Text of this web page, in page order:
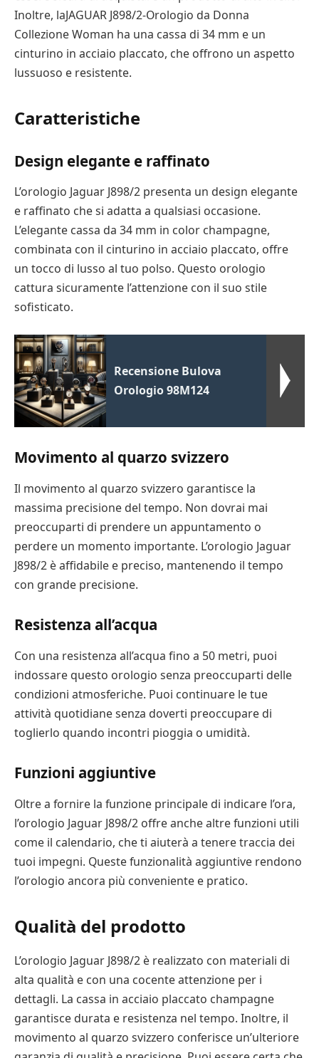
Inoltre, laJAGUAR J898/2-Orologio da Donna
Collezione Woman ha una cassa di 34 mm e un
cinturino in acciaio placcato, che offrono un aspetto
lussuoso e resistente.
Caratteristiche
Design elegante e raffinato
L’orologio Jaguar J898/2 presenta un design elegante
e raffinato che si adatta a qualsiasi occasione.
L’elegante cassa da 34 mm in color champagne,
combinata con il cinturino in acciaio placcato, offre
un tocco di lusso al tuo polso. Questo orologio
cattura sicuramente l’attenzione con il suo stile
sofisticato.
Recensione Bulova
Orologio 98M124
Movimento al quarzo svizzero
Il movimento al quarzo svizzero garantisce la
massima precisione del tempo. Non dovrai mai
preoccuparti di prendere un appuntamento o
perdere un momento importante. L’orologio Jaguar
J898/2 è affidabile e preciso, mantenendo il tempo
con grande precisione.
Resistenza all’acqua
Con una resistenza all’acqua fino a 50 metri, puoi
indossare questo orologio senza preoccuparti delle
condizioni atmosferiche. Puoi continuare le tue
attività quotidiane senza doverti preoccupare di
toglierlo quando incontri pioggia o umidità.
Funzioni aggiuntive
Oltre a fornire la funzione principale di indicare l’ora,
l’orologio Jaguar J898/2 offre anche altre funzioni utili
come il calendario, che ti aiuterà a tenere traccia dei
tuoi impegni. Queste funzionalità aggiuntive rendono
l’orologio ancora più conveniente e pratico.
Qualità del prodotto
L’orologio Jaguar J898/2 è realizzato con materiali di
alta qualità e con una cocente attenzione per i
dettagli. La cassa in acciaio placcato champagne
garantisce durata e resistenza nel tempo. Inoltre, il
movimento al quarzo svizzero conferisce un’ulteriore